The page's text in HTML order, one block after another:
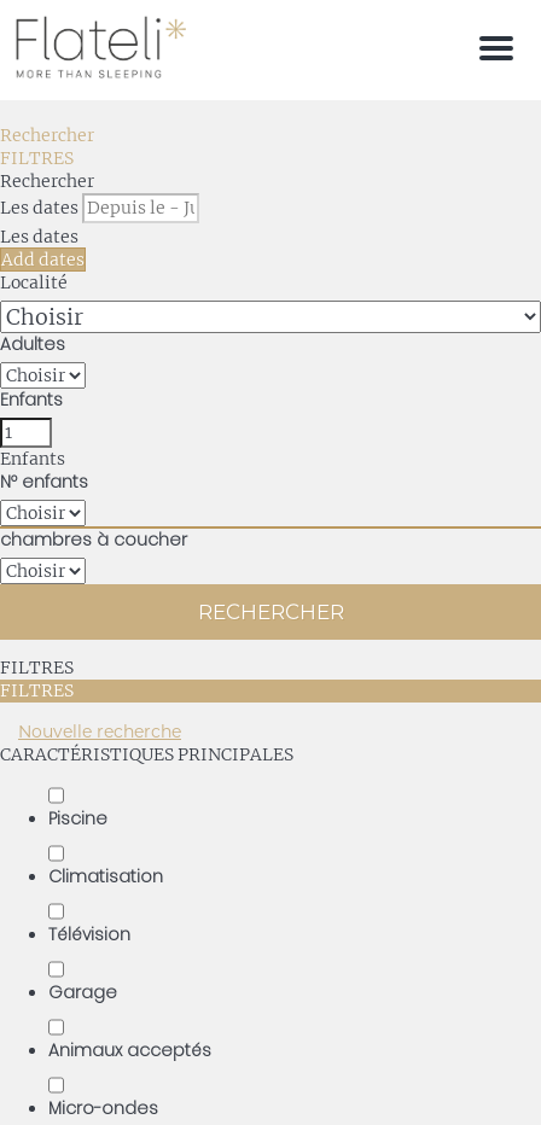
Rechercher
FILTRES
Rechercher
Les dates
Les dates
Add dates
Localité
Adultes
Enfants
Enfants
Nº enfants
chambres à coucher
RECHERCHER
FILTRES
FILTRES
Nouvelle recherche
CARACTÉRISTIQUES PRINCIPALES
Piscine
Climatisation
Télévision
Garage
Animaux acceptés
Micro-ondes